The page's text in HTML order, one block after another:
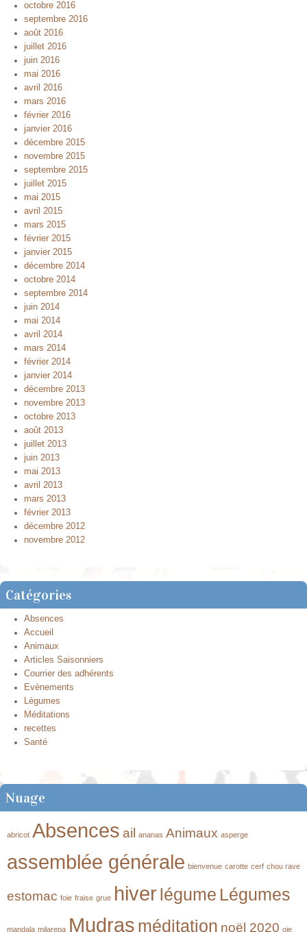
octobre 2016
septembre 2016
août 2016
juillet 2016
juin 2016
mai 2016
avril 2016
mars 2016
février 2016
janvier 2016
décembre 2015
novembre 2015
septembre 2015
juillet 2015
mai 2015
avril 2015
mars 2015
février 2015
janvier 2015
décembre 2014
octobre 2014
septembre 2014
juin 2014
mai 2014
avril 2014
mars 2014
février 2014
janvier 2014
décembre 2013
novembre 2013
octobre 2013
août 2013
juillet 2013
juin 2013
mai 2013
avril 2013
mars 2013
février 2013
décembre 2012
novembre 2012
Catégories
Absences
Accueil
Animaux
Articles Saisonniers
Courrier des adhérents
Evènements
Légumes
Méditations
recettes
Santé
Nuage
abricot Absences ail ananas Animaux asperge
assemblée générale bienvenue carotte cerf chou rave
estomac foie fraise grue hiverlégume Légumes
mandala milarepa Mudras méditation noël 2020 oie